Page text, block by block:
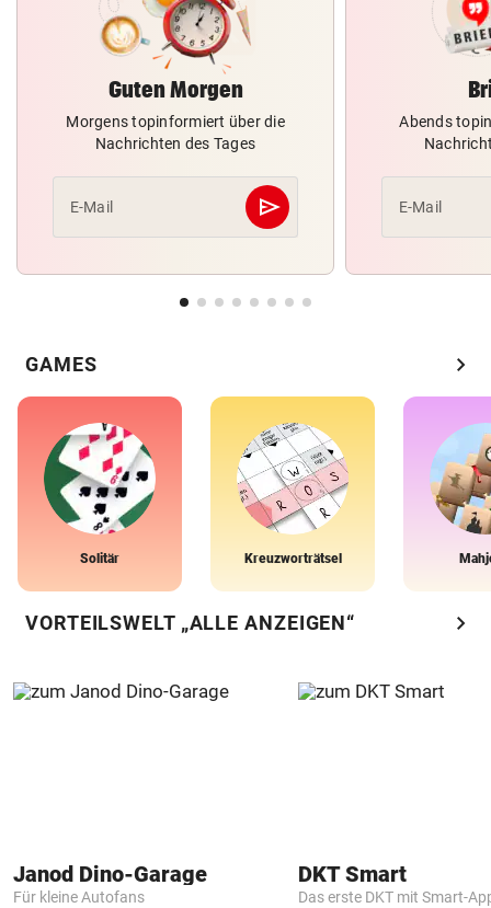
Guten Morgen
Morgens topinformiert über die
Nachrichten des Tages
E-Mail send
Abschicken
Abends
E-Mail
GAMES chevron_right
Solitär Kreuzworträtsel
VORTEILSWELT „ALLE ANZEIGEN“ chevron_right
Janod Dino-Garage
Für kleine Autofans
DKT Smart
Das erste DKT mit Smart-